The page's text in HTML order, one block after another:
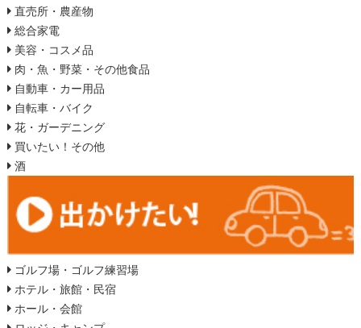
直売所・農産物
総合家電
美容・コスメ品
肉・魚・野菜・その他食品
自動車・カー用品
自転車・バイク
花・ガーデニング
買いたい！その他
酒
ゴルフ場・ゴルフ練習場
ホテル・旅館・民宿
ホール・会館